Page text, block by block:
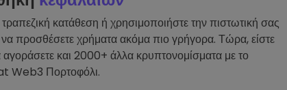
κατάθεση ή χρησιμοποιήστε την πιστωτική σας
να προσθέσετε χρήματα ακόμα πιο γρήγορα. Τώρα, είστε
αγοράσετε και 2000+ άλλα κρυπτονομίσματα με το
Web3 Πορτοφόλι.